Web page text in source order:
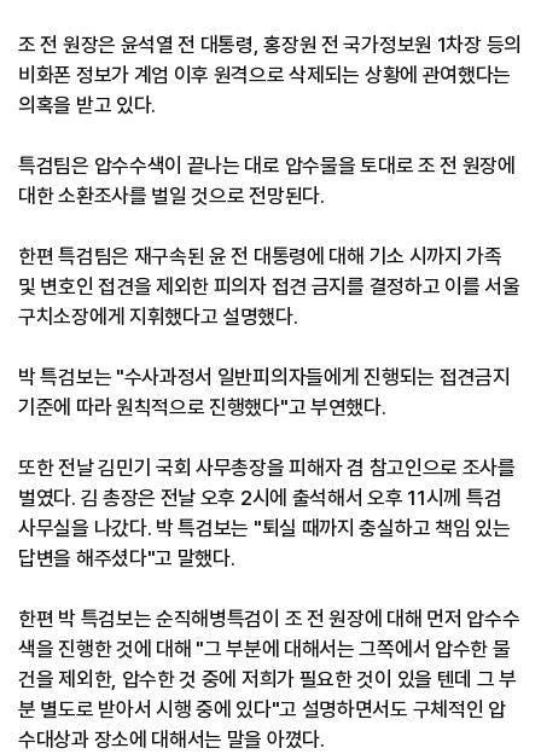
조 전 원장은 윤석열 전 대통령, 홍장원 전 국가정보원 1차장 등의
비화폰 정보가 계엄 이후 원격으로 삭제되는 상황에 관여했다는
의혹을 받고 있다.
특검팀은 압수수색이 끝나는 대로 압수물을 토대로 조 전 원장에
대한 소환조사를 벌일 것으로 전망된다.
한편 특검팀은 재구속된 윤 전 대통령에 대해 기소 시까지 가족
및 변호인 접견을 제외한 피의자 접견 금지를 결정하고 이를 서울
구치소장에게 지휘했다고 설명했다.
박 특검보는 "수사과정서 일반피의자들에게 진행되는 접견금지
기준에 따라 원칙적으로 진행했다"고 부연했다.
또한 전날 김민기 국회 사무총장을 피해자 겸 참고인으로 조사를
벌였다. 김 총장은 전날 오후 2시에 출석해서 오후 11시께 특검
사무실을 나갔다. 박 특검보는 "퇴실 때까지 충실하고 책임 있는
답변을 해주셨다"고 말했다.
한편 박 특검보는 순직해병특검이 조 전 원장에 대해 먼저 압수수
색을 진행한 것에 대해 "그 부분에 대해서는 그쪽에서 압수한 물
건을 제외한, 압수한 것 중에 저희가 필요한 것이 있을 텐데 그 부
분 별도로 받아서 시행 중에 있다"고 설명하면서도 구체적인 압
수대상과 장소에 대해서는 말을 아꼈다.